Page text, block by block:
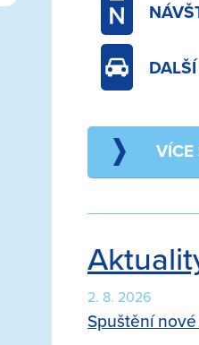
VÍCE
2. 8. 2026
Spuštění